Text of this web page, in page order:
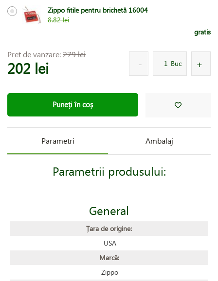
Zippo fitile pentru brichetă 16004
8.82 lei
gratis
Pret de vanzare:279 lei
202 lei Buc
Puneți în coș
Parametri Ambalaj
Parametrii produsului:
General
Țara de origine:
USA
Marcă:
Zippo